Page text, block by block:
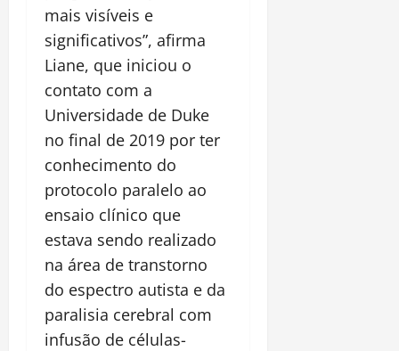
mais visíveis e
significativos”, afirma
Liane, que iniciou o
contato com a
Universidade de Duke
no final de 2019 por ter
conhecimento do
protocolo paralelo ao
ensaio clínico que
estava sendo realizado
na área de transtorno
do espectro autista e da
paralisia cerebral com
infusão de células-